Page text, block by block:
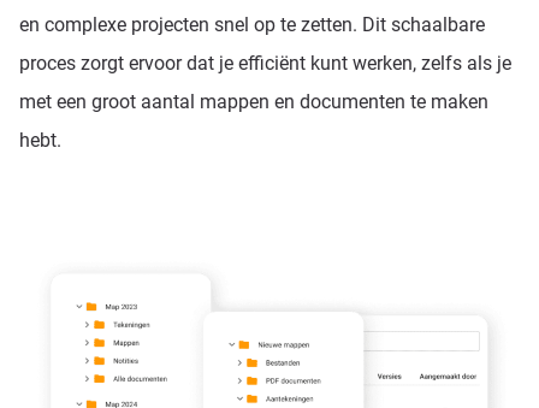
en complexe projecten snel op te zetten. Dit schaalbare
proces zorgt ervoor dat je efficiënt kunt werken, zelfs als je
met een groot aantal mappen en documenten te maken
hebt.